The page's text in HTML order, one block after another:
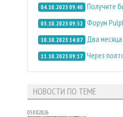
04.10.2023 09:40 Получите
03.10.2023 09:52 Форум
10.10.2023 14:07 Два
11.10.2023 09:17 Через
НОВОСТИ ПО ТЕМЕ
05.08.2026